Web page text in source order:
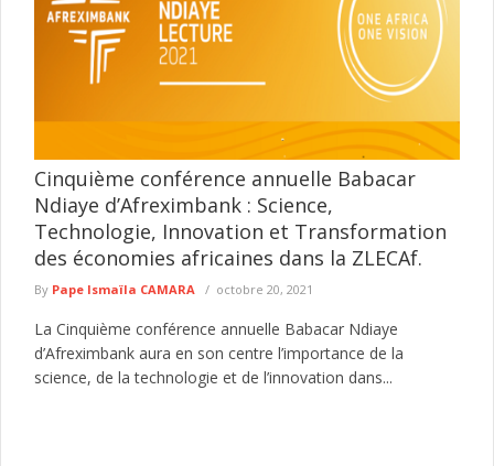
Cinquième conférence annuelle Babacar
Ndiaye d’Afreximbank : Science,
Technologie, Innovation et Transformation
des économies africaines dans la ZLECAf.
By Pape Ismaïla CAMARA octobre 20, 2021
La Cinquième conférence annuelle Babacar Ndiaye
d’Afreximbank aura en son centre l’importance de la
science, de la technologie et de l’innovation dans...